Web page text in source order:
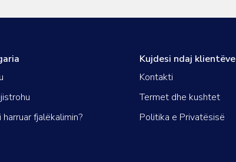
harruar fjalëkalimin?
Kujdesi ndaj klientëve
Kontakti
Termet dhe kushtet
Politika e Privatësisë